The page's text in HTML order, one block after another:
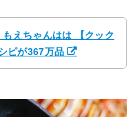
えちゃんはは 【クック
ピが367万品